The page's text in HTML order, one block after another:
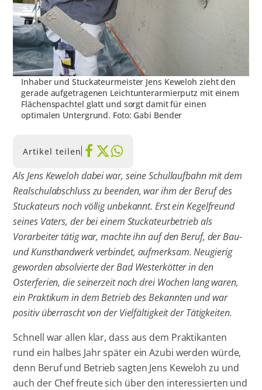
Inhaber und Stuckateurmeister Jens Keweloh zieht den
gerade aufgetragenen Leichtunterarmierputz mit einem
Flächenspachtel glatt und sorgt damit für einen
optimalen Untergrund. Foto: Gabi Bender
Artikel teilen
Als Jens Keweloh dabei war, seine Schullaufbahn mit dem
Realschulabschluss zu beenden, war ihm der Beruf des
Stuckateurs noch völlig unbekannt. Erst ein Kegelfreund
seines Vaters, der bei einem Stuckateurbetrieb als
Vorarbeiter tätig war, machte ihn auf den Beruf, der Bau-
und Kunsthandwerk verbindet, aufmerksam. Neugierig
geworden absolvierte der Bad Westerkötter in den
Osterferien, die seinerzeit noch drei Wochen lang waren,
ein Praktikum in dem Betrieb des Bekannten und war
positiv überrascht von der Vielfältigkeit der Tätigkeiten.
Schnell war allen klar, dass aus dem Praktikanten
rund ein halbes Jahr später ein Azubi werden würde,
denn Beruf und Betrieb sagten Jens Keweloh zu und
auch der Chef freute sich über den interessierten und